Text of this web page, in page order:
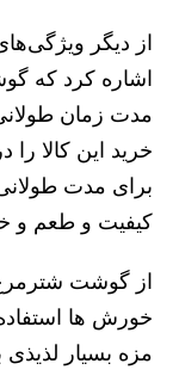
از دیگر
اشاره کرد که
مدت زمان
خرید این کالا را
برای مدت طولانی
کیفیت و طعم و
از گوشت شترمرغ
خورش ها
مزه بسیار لذیذی